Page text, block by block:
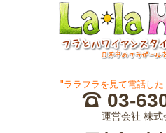
"ララフラを見て電話した
03-
運営会社 株式